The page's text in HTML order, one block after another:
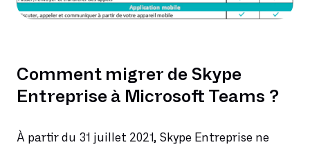
Comment migrer de Skype
Entreprise à Microsoft Teams ?
À partir du 31 juillet 2021, Skype Entreprise ne